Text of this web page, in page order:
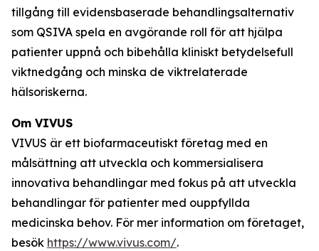
tillgång till evidensbaserade behandlingsalternativ
som QSIVA spela en avgörande roll för att hjälpa
patienter uppnå och bibehålla kliniskt betydelsefull
viktnedgång och minska de viktrelaterade
hälsoriskerna.
Om VIVUS
VIVUS är ett biofarmaceutiskt företag med en
målsättning att utveckla och kommersialisera
innovativa behandlingar med fokus på att utveckla
behandlingar för patienter med ouppfyllda
medicinska behov. För mer information om företaget,
besök https://www.vivus.com/.